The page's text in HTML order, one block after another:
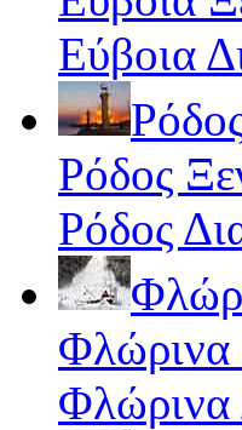
Εύβοια
Ρόδος
Ρόδος
Φλώρινα
Φλώρινα